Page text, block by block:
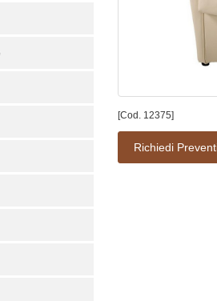
[Cod. 12375]
Richiedi